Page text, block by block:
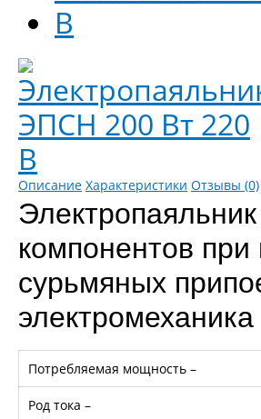
Описание Характеристики Отзывы (0)
компонентов
сурьмяных
Потребляемая мощность –
Род тока –